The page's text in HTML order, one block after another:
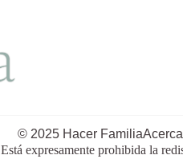
© 2025 Hacer Familia
Está expresamente prohibida la